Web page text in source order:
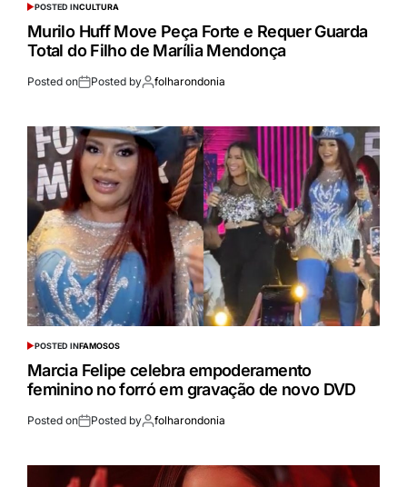
POSTED INCULTURA
Murilo Huff Move Peça Forte e Requer Guarda
Total do Filho de Marília Mendonça
Posted on Posted by folharondonia
POSTED INFAMOSOS
Marcia Felipe celebra empoderamento
feminino no forró em gravação de novo DVD
Posted on Posted by folharondonia